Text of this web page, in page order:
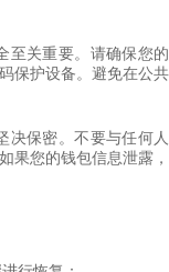
至关重要。请确保您的
保护设备。避免在公共
决保密。不要与任何人
果您的钱包信息泄露，